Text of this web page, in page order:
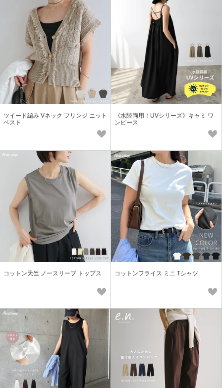
ツイード編み Vネック フリンジ ニット
ベスト
《水陸両用！UVシリーズ》キャミ ワ
ンピース
コットン天竺 ノースリーブ トップス コットンフライス ミニ Tシャツ